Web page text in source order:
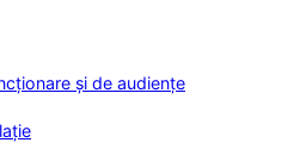
și de audiențe